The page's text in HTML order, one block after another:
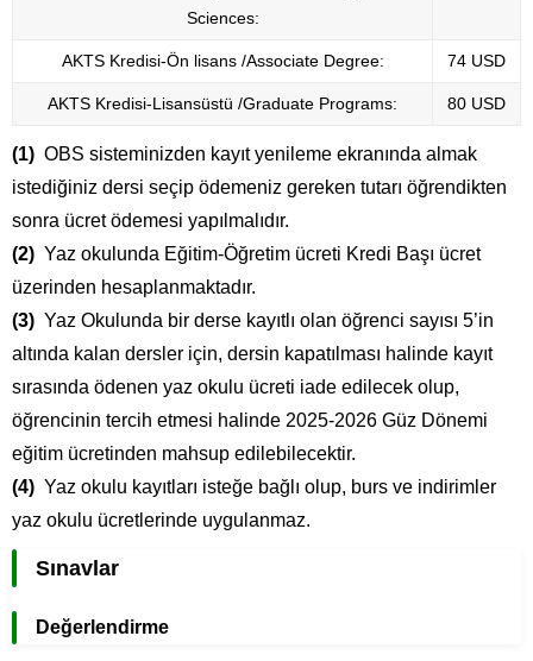
Sciences:
AKTS Kredisi-Ön lisans /Associate Degree: 74 USD
AKTS Kredisi-Lisansüstü /Graduate Programs: 80 USD
(1) OBS sisteminizden kayıt yenileme ekranında almak
istediğiniz dersi seçip ödemeniz gereken tutarı öğrendikten
sonra ücret ödemesi yapılmalıdır.
(2) Yaz okulunda Eğitim-Öğretim ücreti Kredi Başı ücret
üzerinden hesaplanmaktadır.
(3) Yaz Okulunda bir derse kayıtlı olan öğrenci sayısı 5’in
altında kalan dersler için, dersin kapatılması halinde kayıt
sırasında ödenen yaz okulu ücreti iade edilecek olup,
öğrencinin tercih etmesi halinde 2025-2026 Güz Dönemi
eğitim ücretinden mahsup edilebilecektir.
(4) Yaz okulu kayıtları isteğe bağlı olup, burs ve indirimler
yaz okulu ücretlerinde uygulanmaz.
Sınavlar
Değerlendirme